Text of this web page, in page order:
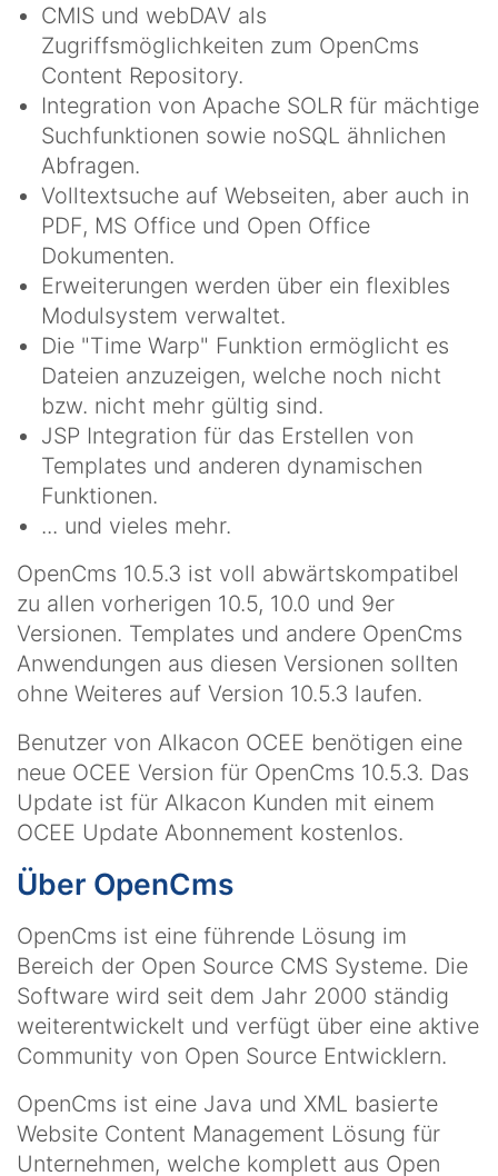
CMIS und webDAV als
Zugriffsmöglichkeiten zum OpenCms
Content Repository.
Integration von Apache SOLR für mächtige
Suchfunktionen sowie noSQL ähnlichen
Abfragen.
Volltextsuche auf Webseiten, aber auch in
PDF, MS Office und Open Office
Dokumenten.
Erweiterungen werden über ein flexibles
Modulsystem verwaltet.
Die "Time Warp" Funktion ermöglicht es
Dateien anzuzeigen, welche noch nicht
bzw. nicht mehr gültig sind.
JSP Integration für das Erstellen von
Templates und anderen dynamischen
Funktionen.
... und vieles mehr.
OpenCms 10.5.3 ist voll abwärtskompatibel
zu allen vorherigen 10.5, 10.0 und 9er
Versionen. Templates und andere OpenCms
Anwendungen aus diesen Versionen sollten
ohne Weiteres auf Version 10.5.3 laufen.
Benutzer von Alkacon OCEE benötigen eine
neue OCEE Version für OpenCms 10.5.3. Das
Update ist für Alkacon Kunden mit einem
OCEE Update Abonnement kostenlos.
Über OpenCms
OpenCms ist eine führende Lösung im
Bereich der Open Source CMS Systeme. Die
Software wird seit dem Jahr 2000 ständig
weiterentwickelt und verfügt über eine aktive
Community von Open Source Entwicklern.
OpenCms ist eine Java und XML basierte
Website Content Management Lösung für
Unternehmen, welche komplett aus Open